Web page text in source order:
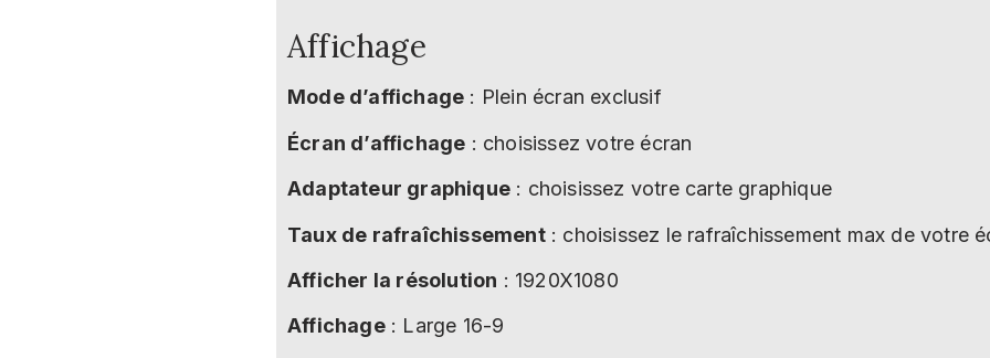
Affichage
Mode d’affichage : Plein écran exclusif
Écran d’affichage : choisissez votre écran
Adaptateur graphique : choisissez votre carte graphique
Taux de rafraîchissement: choisissez le rafraîchissement max de votre
Afficher la résolution : 1920X1080
Affichage: Large 16-9